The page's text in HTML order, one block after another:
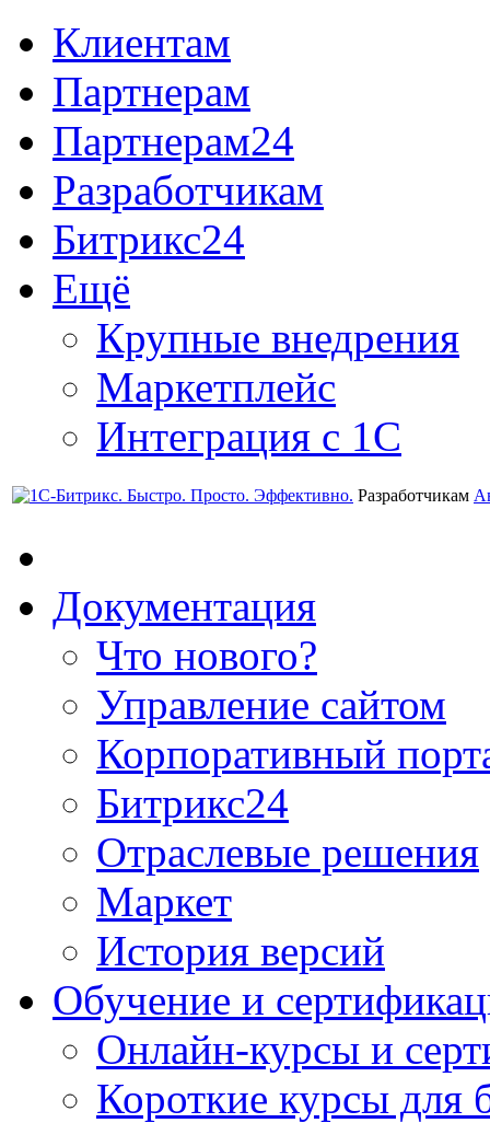
Клиентам
Партнерам
Партнерам24
Разработчикам
Битрикс24
Ещё
Крупные внедрения
Маркетплейс
Интеграция с 1С
Разработчикам
Документация
Что нового?
Управление сайтом
Корпоративный
Битрикс24
Отраслевые решения
Маркет
История версий
Обучение и
Онлайн-курсы и
Короткие курсы для